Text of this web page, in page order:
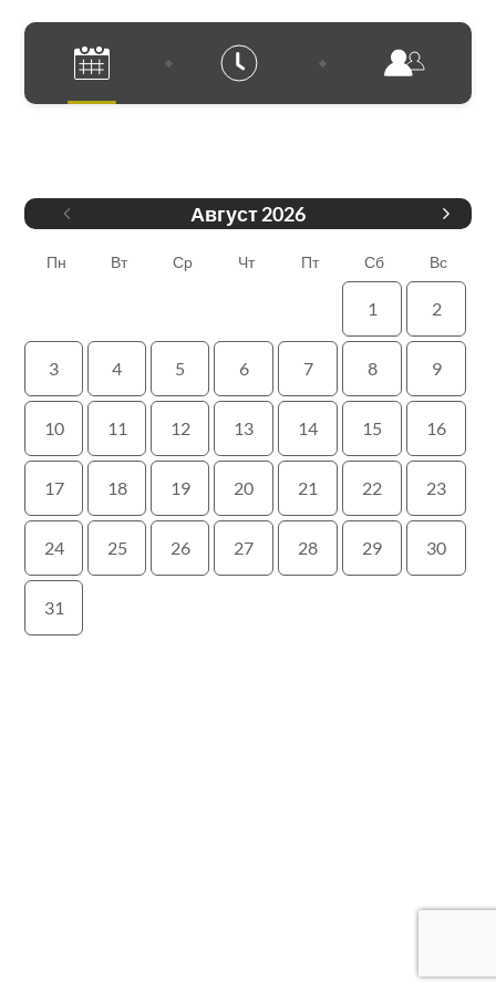
Август2026
Пн Вт Ср Чт Пт Сб Вс
1 2
3 4 5 6 7 8 9
10 11 12 13 14 15 16
17 18 19 20 21 22 23
24 25 26 27 28 29 30
31